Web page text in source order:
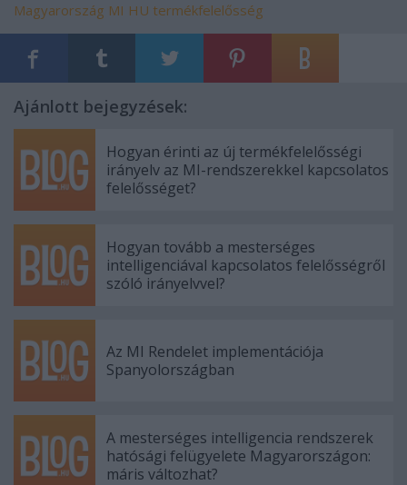
Magyarország MI HU termékfelelősség
Ajánlott bejegyzések:
Hogyan érinti az új termékfelelősségi
irányelv az MI-rendszerekkel kapcsolatos
felelősséget?
Hogyan tovább a mesterséges
intelligenciával kapcsolatos felelősségről
szóló irányelvvel?
Az MI Rendelet implementációja
Spanyolországban
A mesterséges intelligencia rendszerek
hatósági felügyelete Magyarországon:
máris változhat?